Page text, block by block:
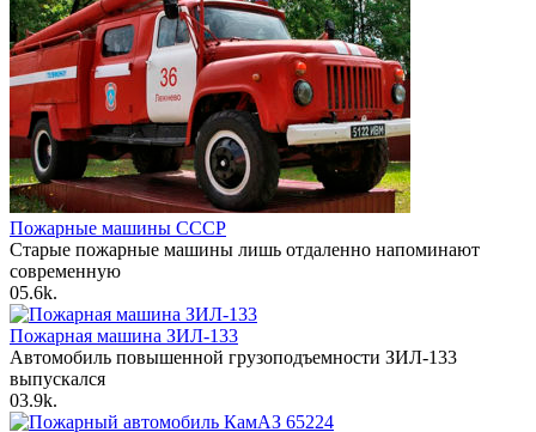
Пожарные машины СССР
Старые пожарные машины лишь отдаленно напоминают
современную
05.6k.
Пожарная машина ЗИЛ-133
Автомобиль повышенной грузоподъемности ЗИЛ-133
выпускался
03.9k.